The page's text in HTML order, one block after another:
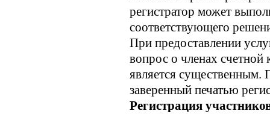
регистратор может
соответствующего
При предоставлении
вопрос о членах счетной
является существенным.
заверенный печатью
Регистрация